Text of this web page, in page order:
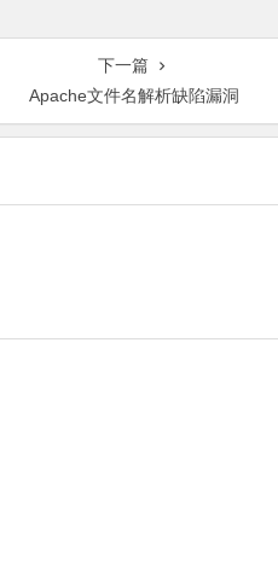
下一篇
Apache文件名解析缺陷漏洞